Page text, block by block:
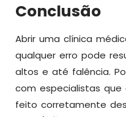
Conclusão
Abrir uma clínica
qualquer erro pode
altos e até falência.
com especialistas
feito corretamente